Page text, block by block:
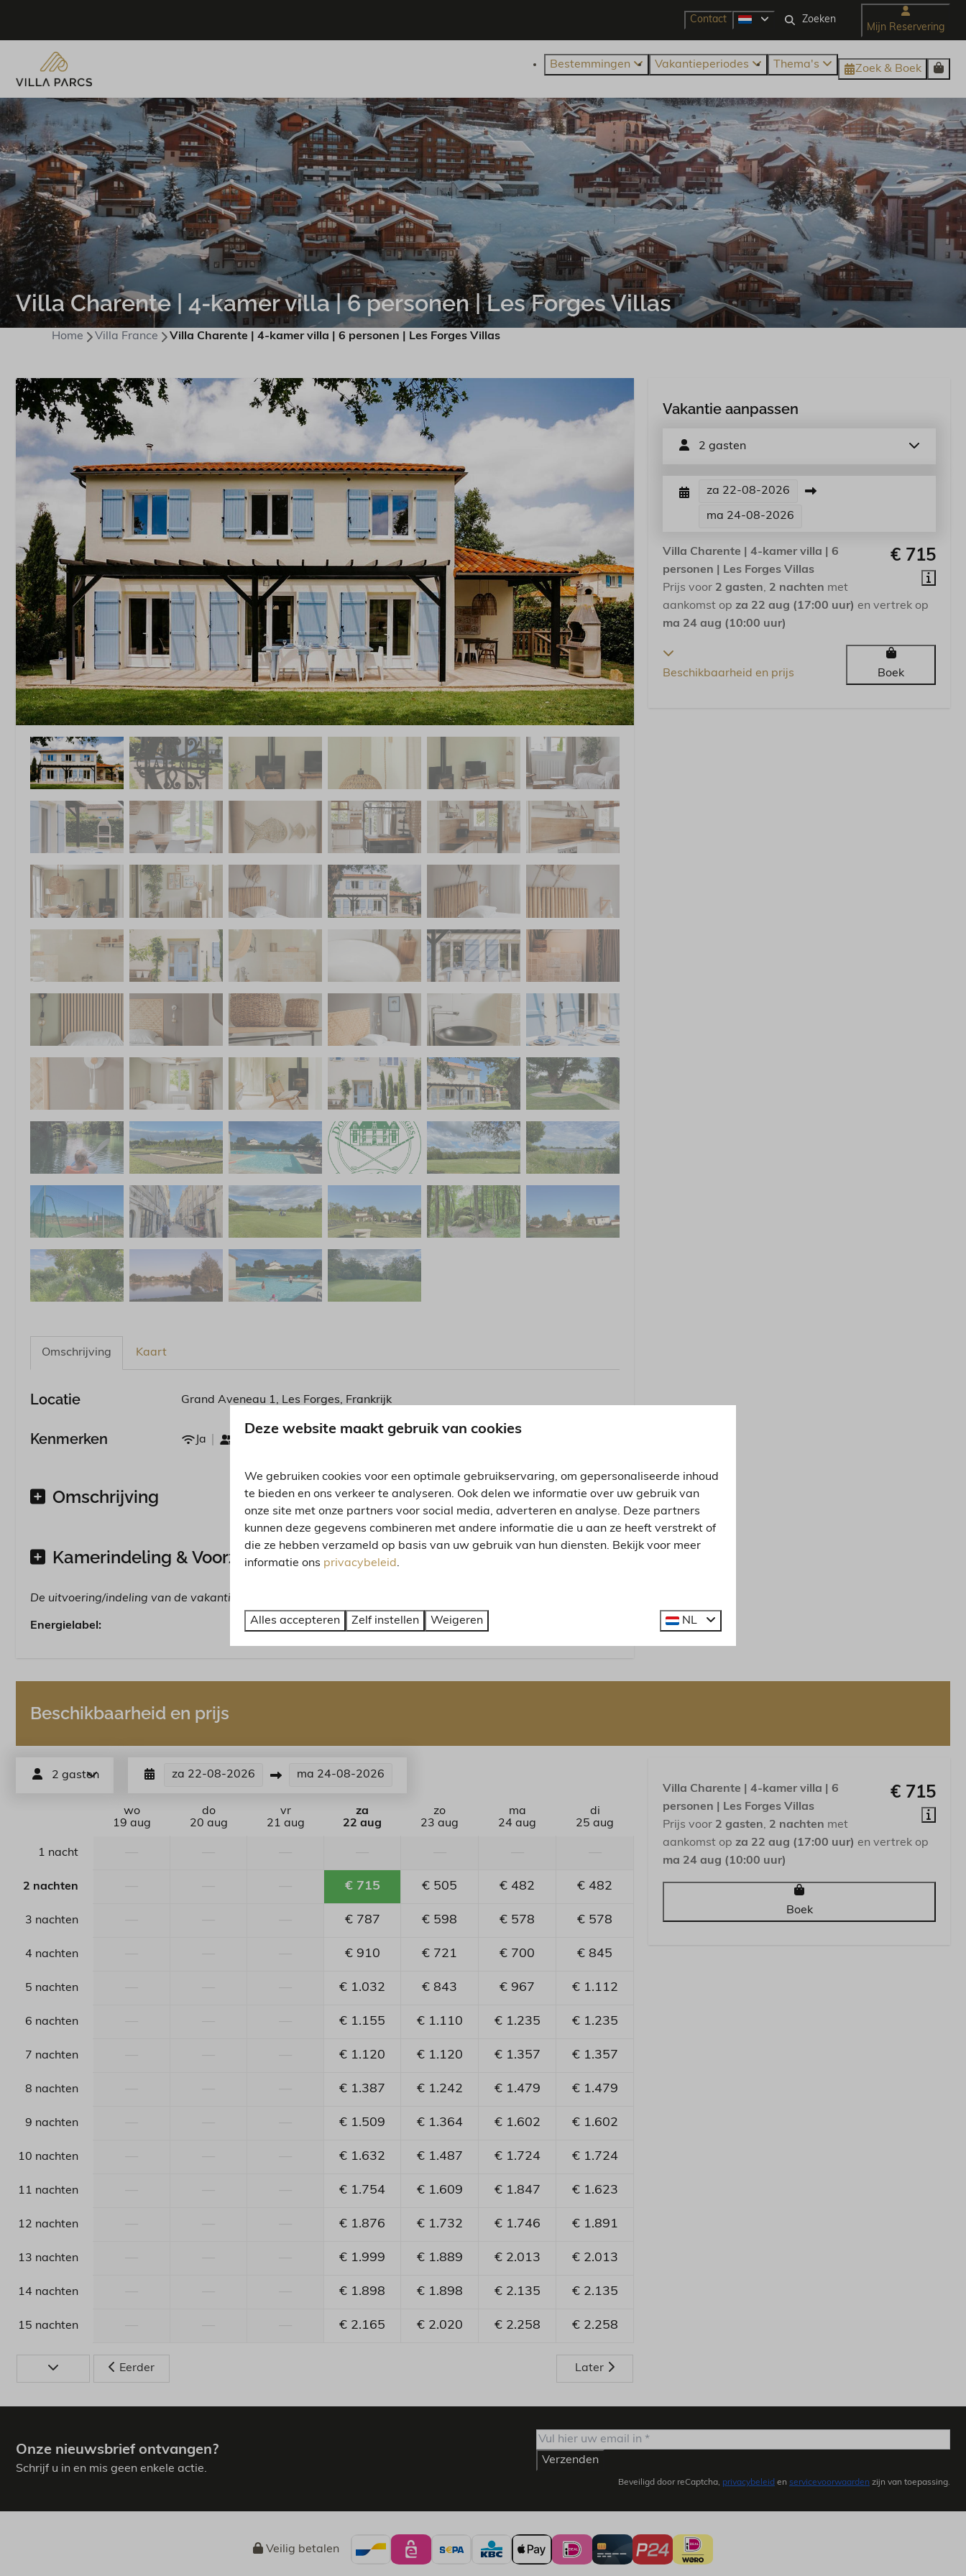
Contact
Mijn Reservering
Bestemmingen Vakantieperiodes Thema's Zoek & Boek
Villa Charente | 4-kamer villa | 6 personen | Les Forges Villas
Home Villa France Villa Charente | 4-kamer villa | 6 personen | Les Forges Villas
Omschrijving Kaart
Locatie Grand Aveneau 1, Les Forges, Frankrijk
Kenmerken Ja
Omschrijving
Kamerindeling & Voorzieningen
De uitvoering/indeling van de vakantiehuizen kan onderling verschillen.
Energielabel:
Vakantie aanpassen
2 gasten
za 22-08-2026
ma 24-08-2026
€ 715
Villa Charente | 4-kamer villa | 6
personen | Les Forges Villas
Prijs voor 2 gasten, 2 nachten met
aankomst op za 22 aug (17:00 uur) en vertrek op
ma 24 aug (10:00 uur)
Beschikbaarheid en prijs Boek
Beschikbaarheid en prijs
2 gasten za 22-08-2026 ma 24-08-2026
wo
19 aug
do
20 aug
vr
21 aug
za
22 aug
zo
23 aug
ma
24 aug
di
25 aug
1 nacht
2 nachten € 715 € 505 € 482 € 482
3 nachten € 787 € 598 € 578 € 578
4 nachten € 910 € 721 € 700 € 845
5 nachten € 1.032 € 843 € 967 € 1.112
6 nachten € 1.155 € 1.110 € 1.235 € 1.235
7 nachten € 1.120 € 1.120 € 1.357 € 1.357
8 nachten € 1.387 € 1.242 € 1.479 € 1.479
9 nachten € 1.509 € 1.364 € 1.602 € 1.602
10 nachten € 1.632 € 1.487 € 1.724 € 1.724
11 nachten € 1.754 € 1.609 € 1.847 € 1.623
12 nachten € 1.876 € 1.732 € 1.746 € 1.891
13 nachten € 1.999 € 1.889 € 2.013 € 2.013
14 nachten € 1.898 € 1.898 € 2.135 € 2.135
15 nachten € 2.165 € 2.020 € 2.258 € 2.258
Eerder Later
€ 715
Villa Charente | 4-kamer villa | 6
personen | Les Forges Villas
Prijs voor 2 gasten, 2 nachten met
aankomst op za 22 aug (17:00 uur) en vertrek op
ma 24 aug (10:00 uur)
Boek
Onze nieuwsbrief ontvangen?
Schrijf u in en mis geen enkele actie.
Verzenden
Beveiligd door reCaptcha, privacybeleid en servicevoorwaarden zijn van toepassing.
Veilig betalen
Deze website maakt gebruik van cookies
We gebruiken cookies voor een optimale gebruikservaring, om gepersonaliseerde inhoud
te bieden en ons verkeer te analyseren. Ook delen we informatie over uw gebruik van
onze site met onze partners voor social media, adverteren en analyse. Deze partners
kunnen deze gegevens combineren met andere informatie die u aan ze heeft verstrekt of
die ze hebben verzameld op basis van uw gebruik van hun diensten. Bekijk voor meer
informatie ons privacybeleid.
Alles accepteren Zelf instellen Weigeren NL